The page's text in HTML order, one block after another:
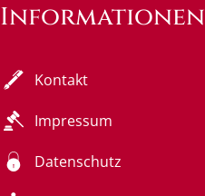
Informationen
Kontakt
Impressum
Datenschutz